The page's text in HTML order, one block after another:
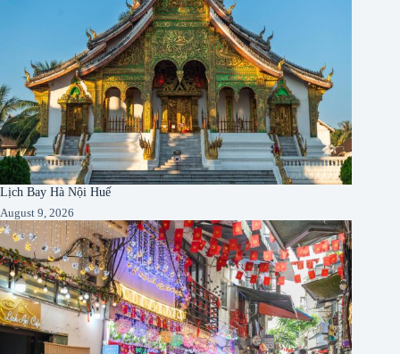
Lịch Bay Hà Nội Huế
August 9, 2026